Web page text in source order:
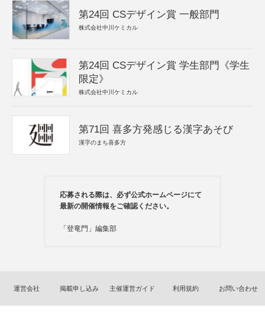
第24回 CSデザイン賞 一般部門
株式会社中川ケミカル
第24回 CSデザイン賞 学生部門《学生
限定》
株式会社中川ケミカル
第71回 喜多方発感じる漢字あそび
漢字のまち喜多方
応募される際は、必ず公式ホームページにて
最新の開催情報をご確認ください。
「登竜門」編集部
運営会社 掲載申し込み 主催運営ガイド 利用規約 お問い合わせ